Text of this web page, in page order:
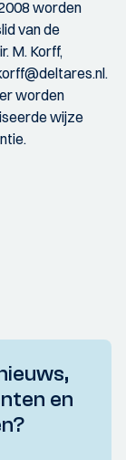
worden
van de
M. Korff,
worden
wijze
en